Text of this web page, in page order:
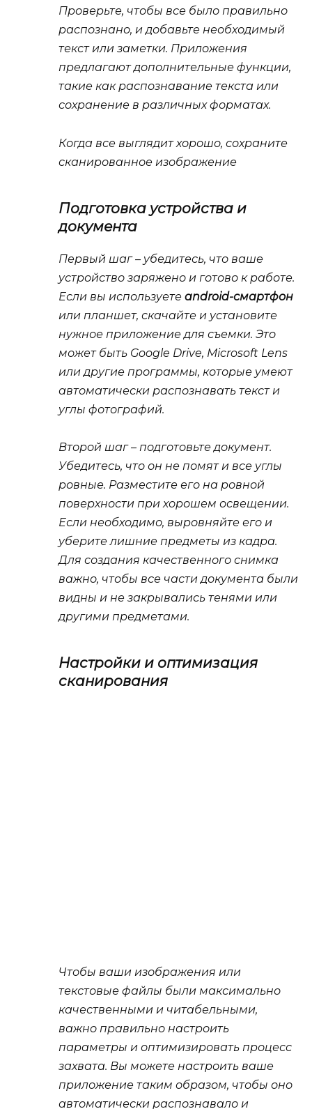
Проверьте, чтобы все было правильно
распознано, и добавьте необходимый
текст или заметки. Приложения
предлагают дополнительные функции,
такие как распознавание текста или
сохранение в различных форматах.
Когда все выглядит хорошо, сохраните
сканированное изображение
Подготовка устройства и
документа
Первый шаг – убедитесь, что ваше
устройство заряжено и готово к работе.
Если вы используете android-смартфон
или планшет, скачайте и установите
нужное приложение для съемки. Это
может быть Google Drive, Microsoft Lens
или другие программы, которые умеют
автоматически распознавать текст и
углы фотографий.
Второй шаг – подготовьте документ.
Убедитесь, что он не помят и все углы
ровные. Разместите его на ровной
поверхности при хорошем освещении.
Если необходимо, выровняйте его и
уберите лишние предметы из кадра.
Для создания качественного снимка
важно, чтобы все части документа были
видны и не закрывались тенями или
другими предметами.
Настройки и оптимизация
сканирования
Чтобы ваши изображения или
текстовые файлы были максимально
качественными и читабельными,
важно правильно настроить
параметры и оптимизировать процесс
захвата. Вы можете настроить ваше
приложение таким образом, чтобы оно
автоматически распознавало и